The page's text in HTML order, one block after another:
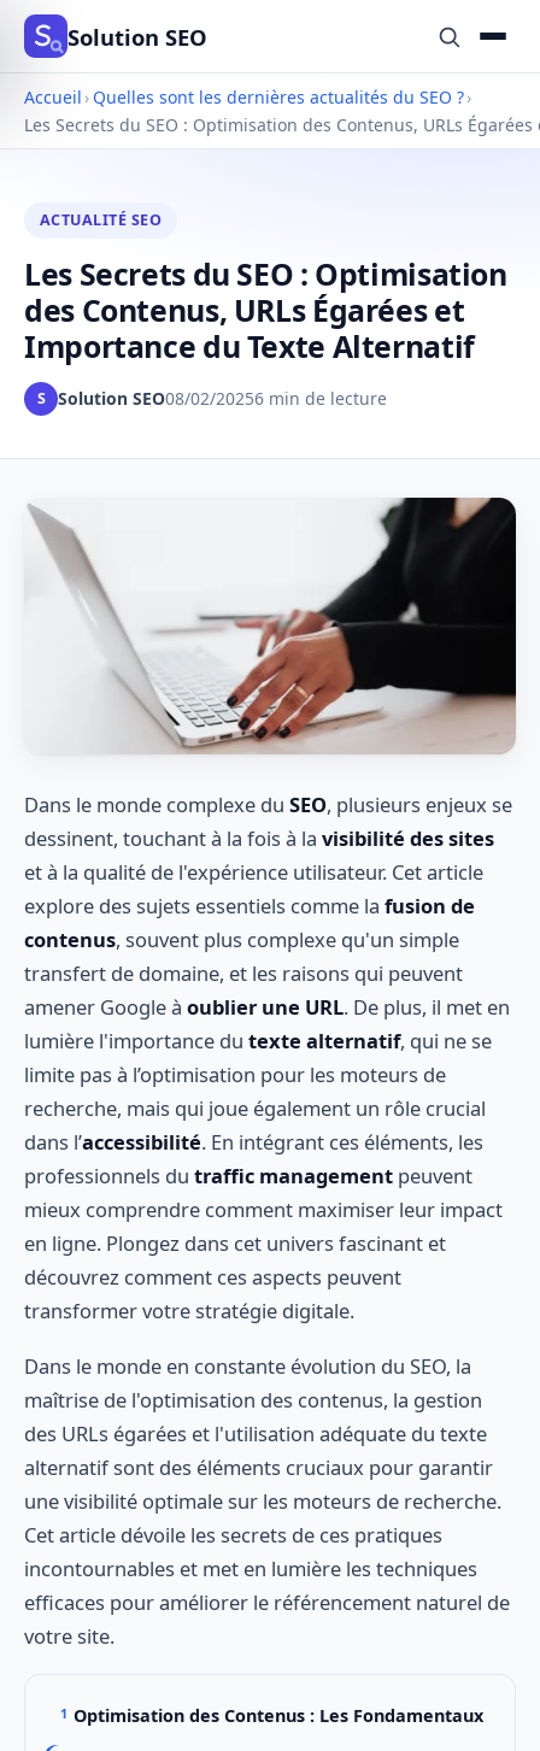
Solution SEO
Accueil › Quelles sont les dernières actualités du SEO ?›
Les Secrets du SEO : Optimisation des Contenus, URLs
ACTUALITÉ SEO
Les Secrets du SEO : Optimisation
des Contenus, URLs Égarées et
Importance du Texte Alternatif
S Solution SEO08/02/20256 min de lecture
Dans le monde complexe du SEO, plusieurs enjeux se
dessinent, touchant à la fois à la visibilité des sites
et à la qualité de l'expérience utilisateur. Cet article
explore des sujets essentiels comme la fusion de
contenus, souvent plus complexe qu'un simple
transfert de domaine, et les raisons qui peuvent
amener Google à oublier une URL. De plus, il met en
lumière l'importance du texte alternatif, qui ne se
limite pas à l’optimisation pour les moteurs de
recherche, mais qui joue également un rôle crucial
dans l’accessibilité. En intégrant ces éléments, les
professionnels du traffic management peuvent
mieux comprendre comment maximiser leur impact
en ligne. Plongez dans cet univers fascinant et
découvrez comment ces aspects peuvent
transformer votre stratégie digitale.
Dans le monde en constante évolution du SEO, la
maîtrise de l'optimisation des contenus, la gestion
des URLs égarées et l'utilisation adéquate du texte
alternatif sont des éléments cruciaux pour garantir
une visibilité optimale sur les moteurs de recherche.
Cet article dévoile les secrets de ces pratiques
incontournables et met en lumière les techniques
efficaces pour améliorer le référencement naturel de
votre site.
Optimisation des Contenus : Les Fondamentaux